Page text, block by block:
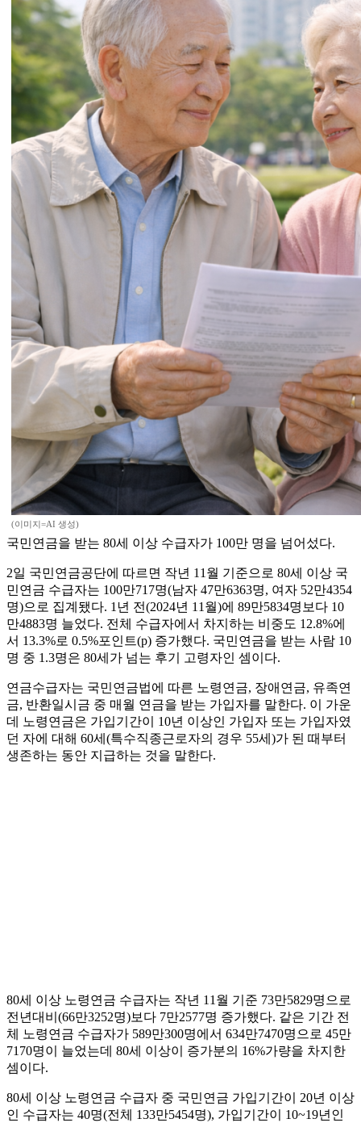
(이미지=AI 생성)
국민연금을 받는 80세 이상 수급자가 100만 명을 넘어섰다.
2일 국민연금공단에 따르면 작년 11월 기준으로 80세 이상 국
민연금 수급자는 100만717명(남자 47만6363명, 여자 52만4354
명)으로 집계됐다. 1년 전(2024년 11월)에 89만5834명보다 10
만4883명 늘었다. 전체 수급자에서 차지하는 비중도 12.8%에
서 13.3%로 0.5%포인트(p) 증가했다. 국민연금을 받는 사람 10
명 중 1.3명은 80세가 넘는 후기 고령자인 셈이다.
연금수급자는 국민연금법에 따른 노령연금, 장애연금, 유족연
금, 반환일시금 중 매월 연금을 받는 가입자를 말한다. 이 가운
데 노령연금은 가입기간이 10년 이상인 가입자 또는 가입자였
던 자에 대해 60세(특수직종근로자의 경우 55세)가 된 때부터
생존하는 동안 지급하는 것을 말한다.
80세 이상 노령연금 수급자는 작년 11월 기준 73만5829명으로
전년대비(66만3252명)보다 7만2577명 증가했다. 같은 기간 전
체 노령연금 수급자가 589만300명에서 634만7470명으로 45만
7170명이 늘었는데 80세 이상이 증가분의 16%가량을 차지한
셈이다.
80세 이상 노령연금 수급자 중 국민연금 가입기간이 20년 이상
인 수급자는 40명(전체 133만5454명), 가입기간이 10~19년인